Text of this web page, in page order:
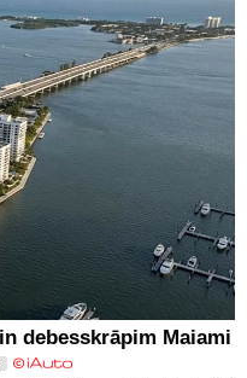
debesskrāpim Maiami